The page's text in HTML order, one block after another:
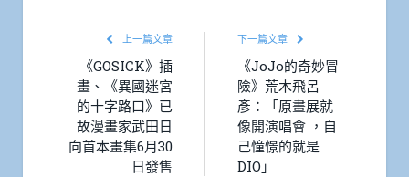
上一篇文章
《GOSICK》插
畫、《異國迷宮
的十字路口》已
故漫畫家武田日
向首本畫集6月30
日發售
下一篇文章
《JoJo的奇妙冒
險》荒木飛呂
彥：「原畫展就
像開演唱會 ，自
己憧憬的就是
DIO」